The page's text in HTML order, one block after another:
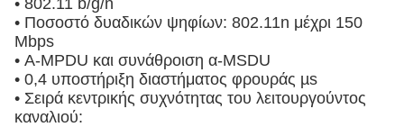
• 802.11 b/g/n
• Ποσοστό δυαδικών ψηφίων: 802.11n μέχρι 150
Mbps
• Α-MPDU και συνάθροιση α-MSDU
• 0,4 υποστήριξη διαστήματος φρουράς µs
• Σειρά κεντρικής συχνότητας του λειτουργούντος
καναλιού: